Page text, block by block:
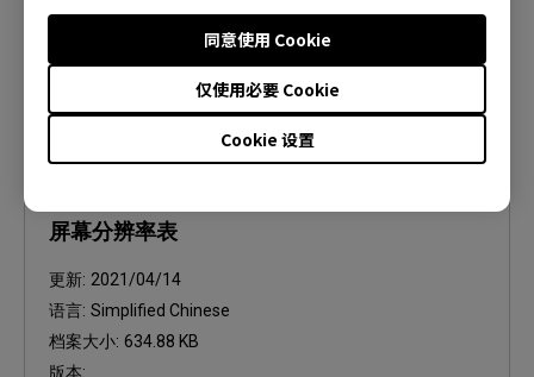
Cookie 设置
仅使用必要 Cookie
同意使用 Cookie
屏幕分辨率表
更新: 2021/04/14
语言: Simplified Chinese
档案大小: 634.88 KB
版本: